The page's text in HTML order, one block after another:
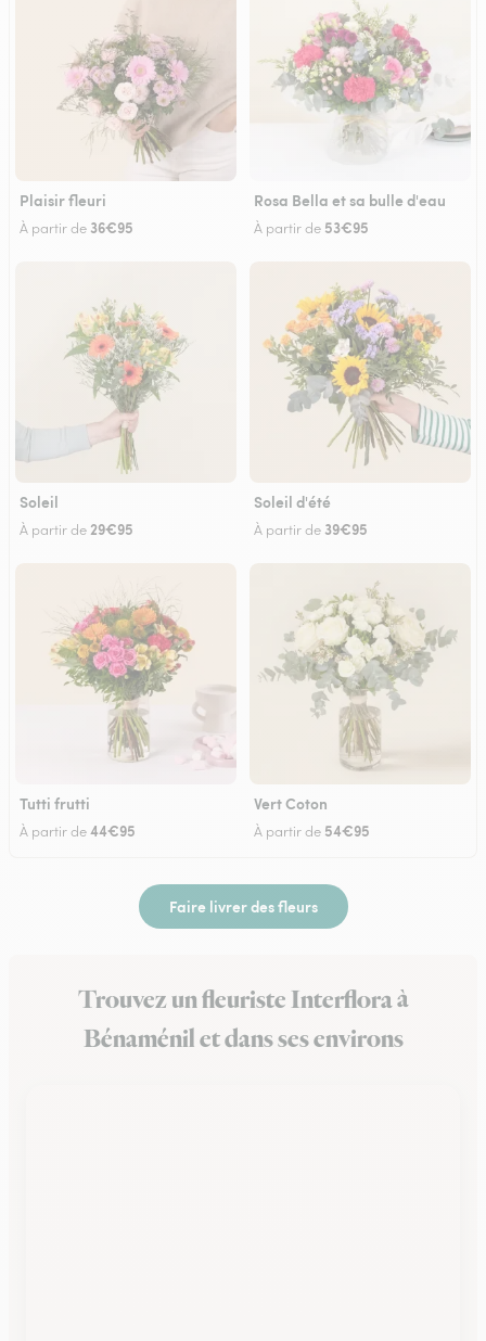
Plaisir fleuri
À partir de 36€95
Rosa Bella et sa bulle d'eau
À partir de 53€95
Soleil
À partir de 29€95
Soleil d'été
À partir de 39€95
Tutti frutti
À partir de44€95
Vert Coton
À partir de 54€95
Faire livrer des fleurs
Trouvez un fleuriste Interflora à
Bénaménil et dans ses environs